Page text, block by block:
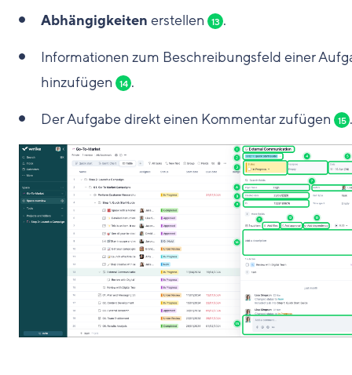
Abhängigkeiten erstellen 13 .
Informationen zum Beschreibungsfeld einer
hinzufügen
14 .
Der Aufgabe direkt einen Kommentar zufügen
15 .